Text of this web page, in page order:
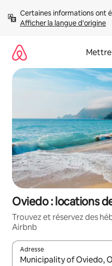
directement
Afficher la langue d'origine
Oviedo : locations
Trouvez et réservez des
Airbnb
Adresse
Lorsque les résultats